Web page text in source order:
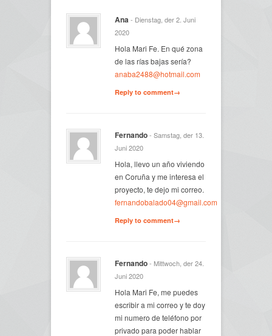
Ana- Dienstag, der 2. Juni
2020
Hola Mari Fe. En qué zona
de las rías bajas sería?
anaba2488@hotmail.com
Reply to comment→
Fernando- Samstag, der 13.
Juni 2020
Hola, llevo un año viviendo
en Coruña y me interesa el
proyecto, te dejo mi correo.
fernandobalado04@gmail.com
Reply to comment→
Fernando- Mittwoch, der 24.
Juni 2020
Hola Mari Fe, me puedes
escribir a mi correo y te doy
mi numero de teléfono por
privado para poder hablar